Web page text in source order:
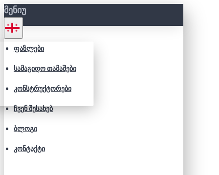
ᲛᲔᲜᲘᲣ
ᲤᲐᲖᲚᲔᲑᲘ
ᲡᲐᲛᲐᲒᲘᲓᲝ ᲗᲐᲛᲐᲨᲔᲑᲘ
ᲙᲝᲜᲡᲢᲠᲣᲥᲢᲝᲠᲔᲑᲘ
ᲩᲕᲔᲜ ᲨᲔᲡᲐᲮᲔᲑ
ᲑᲚᲝᲒᲘ
ᲙᲝᲜᲢᲐᲥᲢᲘ